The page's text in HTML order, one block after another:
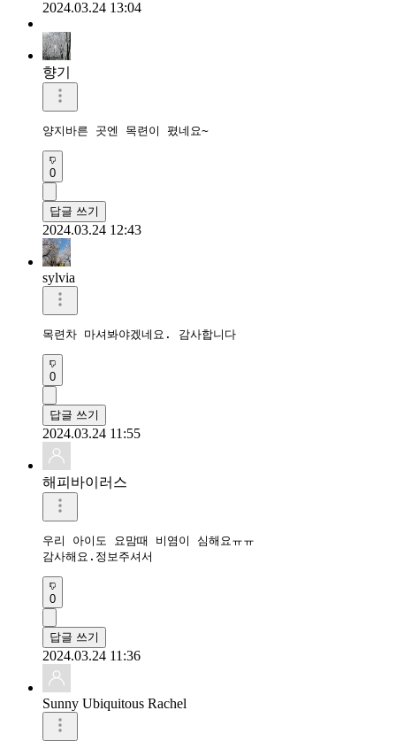
2024.03.24 13:04
향기
양지바른 곳엔 목련이 폈네요~
0
답글 쓰기
2024.03.24 12:43
sylvia
목련차 마셔봐야겠네요. 감사합니다
0
답글 쓰기
2024.03.24 11:55
해피바이러스
우리 아이도 요맘때 비염이 심해요ㅠㅠ
감사해요.정보주셔서
0
답글 쓰기
2024.03.24 11:36
Sunny Ubiquitous Rachel